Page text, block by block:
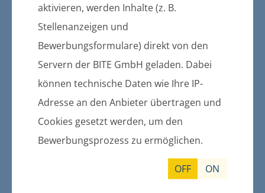
aktivieren, werden Inhalte (z. B.
Stellenanzeigen und
Bewerbungsformulare) direkt von den
Servern der BITE GmbH geladen. Dabei
können technische Daten wie Ihre IP-
Adresse an den Anbieter übertragen und
Cookies gesetzt werden, um den
Bewerbungsprozess zu ermöglichen.
OFF ON
13.10.2016
Bekanntmachung der Wahlleitung:
Sitzverzicht und Nachrücken in der
Gemeindevertretung Züssow
weitere Informationen
13.10.2016